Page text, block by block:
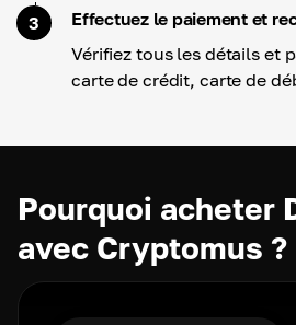
3
Effectuez le paiement et
Vérifiez tous les détails et
carte de crédit, carte de
Pourquoi acheter
avec Cryptomus ?